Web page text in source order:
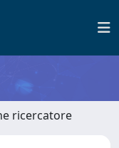
ricercatore